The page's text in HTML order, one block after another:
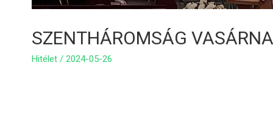
SZENTHÁROMSÁG
Hitélet / 2024-05-26